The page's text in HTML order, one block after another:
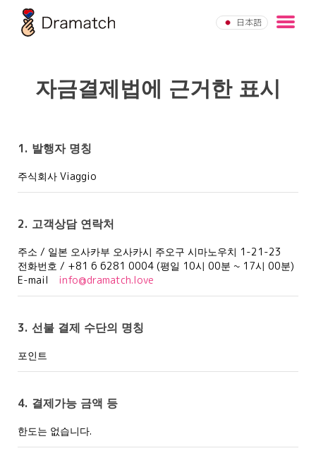
日本語
자금결제법에 근거한 표시
1. 발행자 명칭
주식회사 Viaggio
2. 고객상담 연락처
주소 / 일본 오사카부 오사카시 주오구 시마노우치 1-21-23
전화번호 / +81 6 6281 0004 (평일 10시 00분 ~ 17시 00분)
E-mail info@dramatch.love
3. 선불 결제 수단의 명칭
포인트
4. 결제가능 금액 등
한도는 없습니다.